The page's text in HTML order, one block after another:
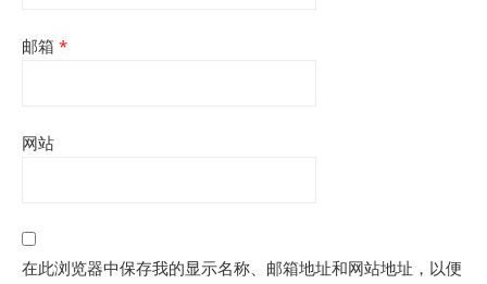
邮箱 *
网站
在此浏览器中保存我的显示名称、邮箱地址和网站地址，以便